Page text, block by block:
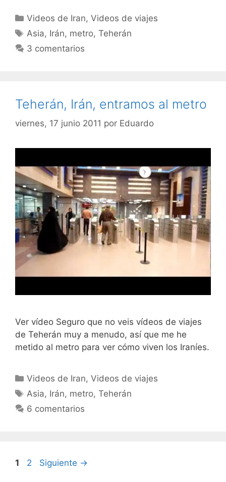
Categorías
Videos de Iran,Videos de viajes
Etiquetas
Asia, Irán, metro,Teherán
3 comentarios
Teherán, Irán, entramos al metro
viernes, 17 junio 2011 por Eduardo
Ver vídeo Seguro que no veis vídeos de viajes
de Teherán muy a menudo, así que me he
metido al metro para ver cómo viven los Iraníes.
Categorías
Videos de Iran,Videos de viajes
Etiquetas
Asia, Irán, metro,Teherán
6 comentarios
Página
1 Página
2 Siguiente →